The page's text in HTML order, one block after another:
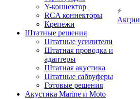
Y-коннектор
RCA коннекторы
Крепежи
Штатные решения
Штатные усилители
Штатная проводка и
адаптеры
Штатная акустика
Штатные сабвуферы
Готовые решения
Акустика Marine и Moto
Акции